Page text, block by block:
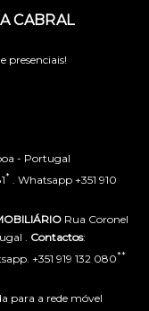
CABRAL
presenciais!
- Portugal
* . Whatsapp +351 910
Rua Coronel
. Contactos:
+351 919 132 080**
para a rede móvel